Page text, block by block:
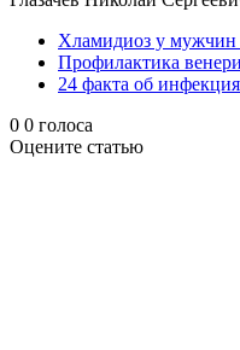
Хламидиоз у
Профилактика
24 факта об
0 0 голоса
Оцените статью